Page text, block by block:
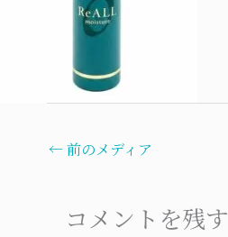
←前のメディア
コメントを残す